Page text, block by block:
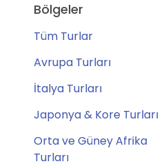
Bölgeler
Tüm Turlar
Avrupa Turları
İtalya Turları
Japonya & Kore Turları
Orta ve Güney Afrika
Turları